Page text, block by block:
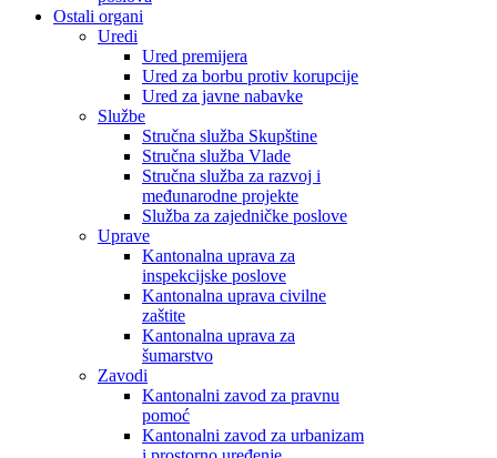
Ostali organi
Uredi
Ured premijera
Ured za borbu protiv korupcije
Ured za javne nabavke
Službe
Stručna služba Skupštine
Stručna služba Vlade
Stručna služba za razvoj i
međunarodne projekte
Služba za zajedničke poslove
Uprave
Kantonalna uprava za
inspekcijske poslove
Kantonalna uprava civilne
zaštite
Kantonalna uprava za
šumarstvo
Zavodi
Kantonalni zavod za pravnu
pomoć
Kantonalni zavod za urbanizam